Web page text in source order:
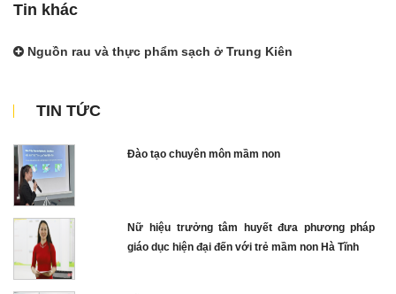
Tin khác
Nguồn rau và thực phẩm sạch ở Trung Kiên
TIN TỨC
Đào tạo chuyên môn mầm non
Nữ hiệu trưởng tâm huyết đưa phương pháp
giáo dục hiện đại đến với trẻ mầm non Hà Tĩnh